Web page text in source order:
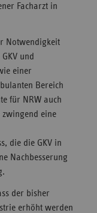
Facharzt in
Notwendigkeit
und
einer
Bereich
für NRW auch
zwingend eine
die die GKV in
Nachbesserung
der bisher
erhöht werden